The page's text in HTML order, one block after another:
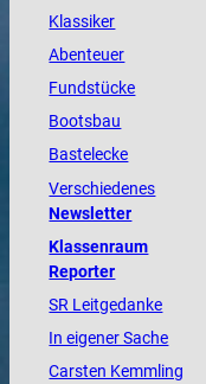
Klassiker
Abenteuer
Fundstücke
Bootsbau
Bastelecke
Verschiedenes
Newsletter
Klassenraum
Reporter
SR Leitgedanke
In eigener Sache
Carsten Kemmling